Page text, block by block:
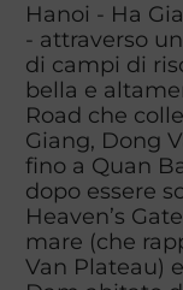
Hanoi - Ha
- attraverso
di campi di
bella e
Road che
Giang, Dong
fino a Quan
dopo essere
Heaven’s
mare (che
Van Plateau)